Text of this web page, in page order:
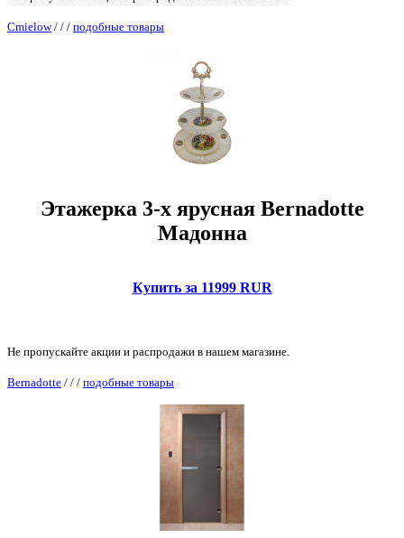
Cmielow/ / / подобные товары
Этажерка 3-х ярусная Bernadotte
Мадонна
Купить за 11999 RUR
Не пропускайте акции и распродажи в нашем магазине.
Bernadotte / / / подобные товары